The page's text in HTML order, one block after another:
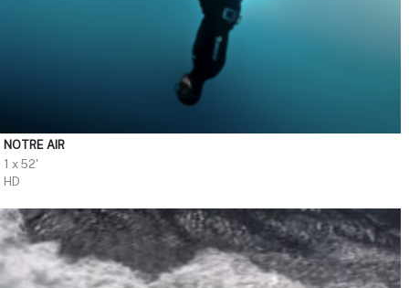
NOTRE AIR
1 x 52'
HD